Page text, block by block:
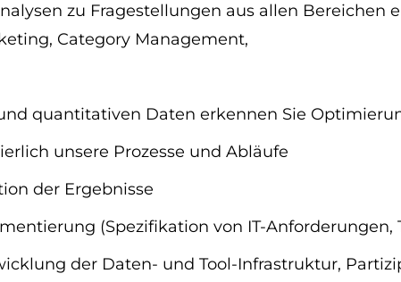
zu Fragestellungen aus allen Bereichen
Category Management,
quantitativen Daten erkennen Sie
unsere Prozesse und Abläufe
der Ergebnisse
(Spezifikation von IT-Anforderungen,
der Daten- und Tool-Infrastruktur,